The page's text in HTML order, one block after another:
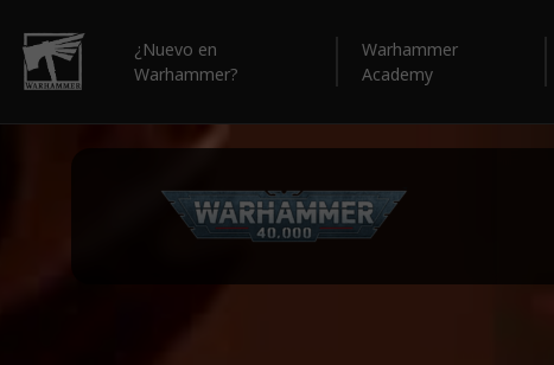
¿Nuevo en
Warhammer?
Warhammer
Academy